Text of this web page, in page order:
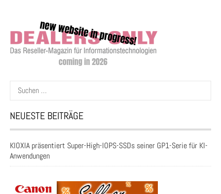
Suchen
nach:
NEUESTE BEITRÄGE
KIOXIA präsentiert Super-High-IOPS-SSDs seiner GP1-Serie für KI-
Anwendungen